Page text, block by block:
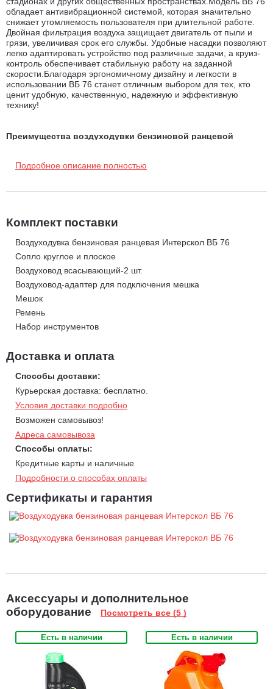
обладает антивибрационной системой, которая значительно
снижает утомляемость пользователя при длительной работе.
Двойная фильтрация воздуха защищает двигатель от пыли и
грязи, увеличивая срок его службы. Удобные насадки позволяют
легко адаптировать устройство под различные задачи, а круиз-
контроль обеспечивает стабильную работу на заданной
скорости.Благодаря эргономичному дизайну и легкости в
использовании ВБ 76 станет отличным выбором для тех, кто
ценит удобную, качественную, надежную и эффективную
технику!
Преимущества воздуходувки бензиновой ранцевой
Идеально подходит для профессионального использования в
где требуется быстрое и качественное очищение территории.
оператор может работать полный рабочий день без
ощущения усталости. Двойная воздушная фильтрация (HEPA
+ пенополиуретановый фильтрующий элемент) защищает
двигатель от мелкой пыли, увеличивая срок службы
устройства. Размещенный в верхней части агрегата фильтр
обеспечивает надежную работу в условиях высокой
запыленности, позволяя успешно справляться даже с
самыми сложными задачами.
воздуха, уменьшая физическую нагрузку на руки
20% расход топлива и на 70% уменьшенное содержание
вредных веществ в выхлопных газах по сравнению с
обычным двухтактным двигателем.
Подробное описание полностью
Комплект поставки
Воздуходувка бензиновая ранцевая Интерскол ВБ 76
Сопло круглое и плоское
Воздуховод всасывающий-2 шт.
Воздуховод-адаптер для подключения мешка
Мешок
Ремень
Набор инструментов
Доставка и оплата
Способы доставки:
Курьерская доставка: бесплатно.
Условия доставки подробно
Возможен самовывоз!
Адреса самовывоза
Способы оплаты:
Кредитные карты и наличные
Подробности о способах оплаты
Сертификаты и гарантия
Аксессуары и дополнительное
оборудование
Посмотреть все (5 )
Есть в наличии Есть в наличии